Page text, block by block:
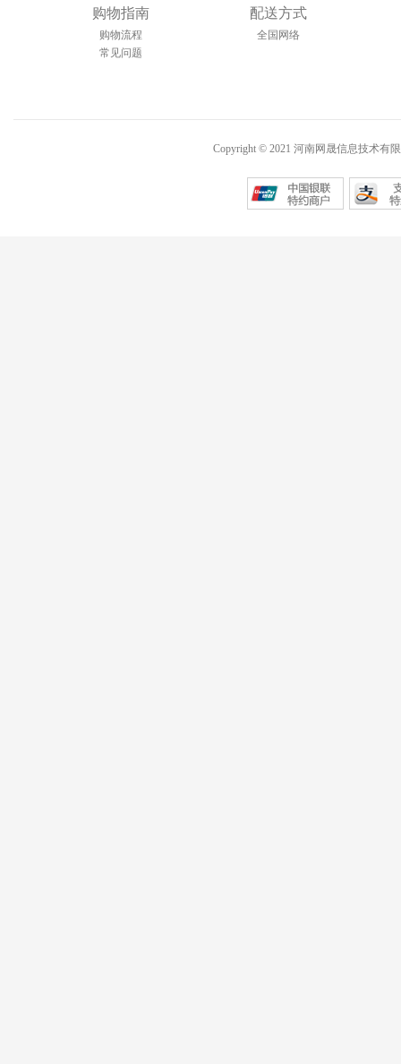
购物指南
购物流程
常见问题
配送方式
全国网络
Copyright © 2021 河南网晟信息技术有